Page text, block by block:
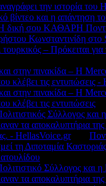
την ιστορία του
βίντεο και η απάντηση
δική σου ΚΑΘΑΡΗ
Κωνσταντινίδη στο
τουρκικός – Πρόκειται για
στην πινακίδα – Η
κλέβει τις εντυπώσεις
στην πινακίδα – Η
κλέβει τις εντυπώσεις
Σύλλογος και
τα αποκαλυπτήρια της
- HellasVoice.grστο
τη Διποταμία
Σύλλογος και
τα αποκαλυπτήρια της